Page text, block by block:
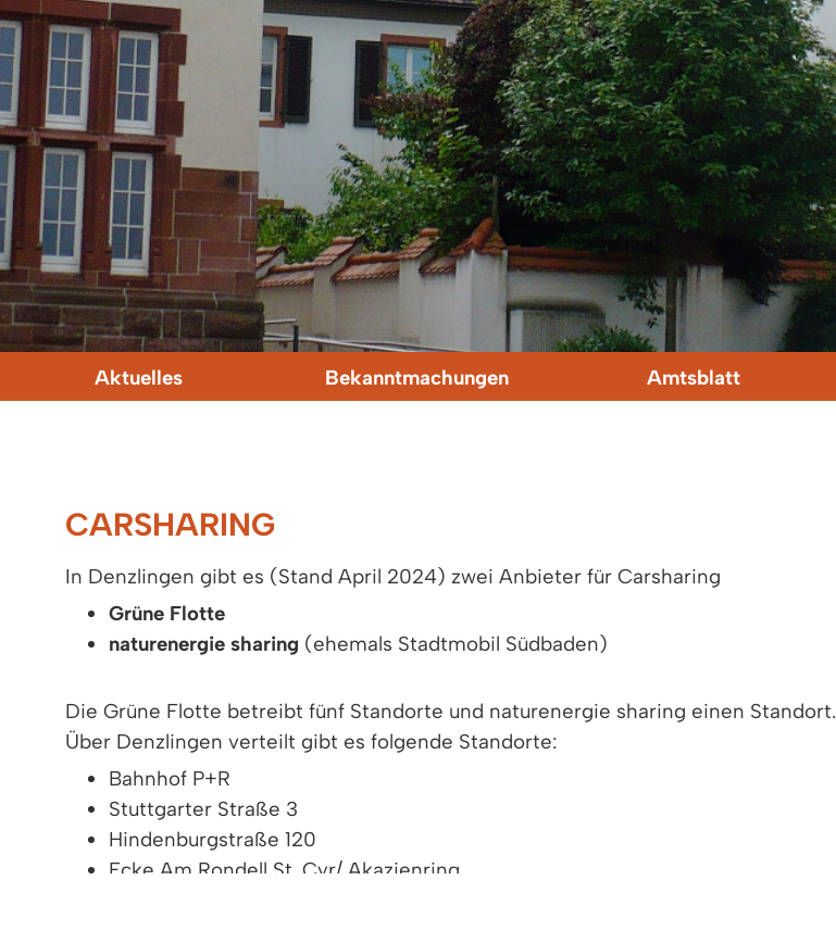
Aktuelles Bekanntmachungen Amtsblatt
CARSHARING
In Denzlingen gibt es (Stand April 2024) zwei Anbieter für Carsharing
Grüne Flotte
naturenergie sharing (ehemals Stadtmobil Südbaden)
Die Grüne Flotte betreibt fünf Standorte und naturenergie sharing einen Standort.
Über Denzlingen verteilt gibt es folgende Standorte:
Bahnhof P+R
Stuttgarter Straße 3
Hindenburgstraße 120
Ecke Am Rondell St. Cyr/ Akazienring